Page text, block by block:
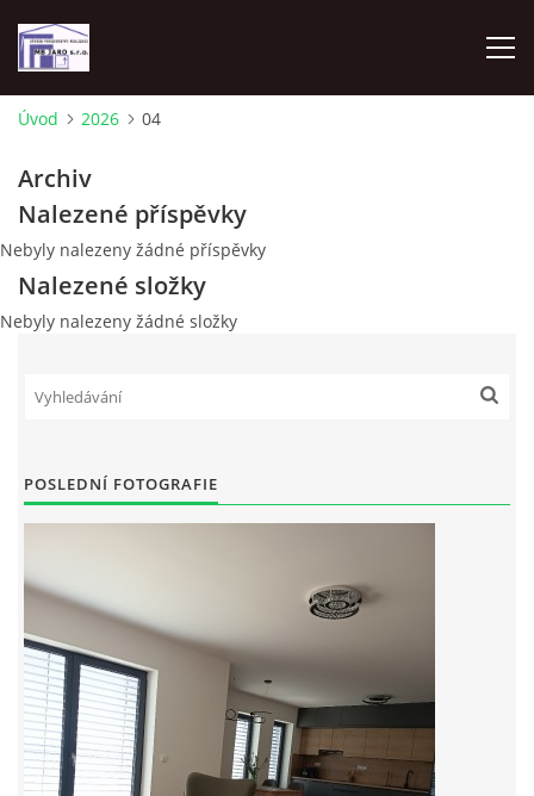
FOTOALBUM
29306 Kosmonosy
00420 602 836 754
info@mbjaro.com
© 2026 eStránky.cz |RSS
Úvod 2026 04
Archiv
Nalezené příspěvky
Nebyly nalezeny žádné příspěvky
Nalezené složky
Nebyly nalezeny žádné složky
POSLEDNÍ FOTOGRAFIE